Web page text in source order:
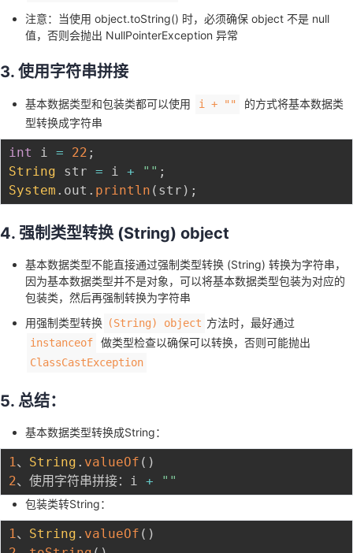
注意：当使用 object.toString() 时，必须确保 object 不是 null
值，否则会抛出 NullPointerException 异常
3. 使用字符串拼接
基本数据类型和包装类都可以使用 i + ""
的方式将基本数据类
型转换成字符串
int i = 22 ;
String str = i + "" ;
System . out . println ( str ) ;
4. 强制类型转换 (String) object
基本数据类型不能直接通过强制类型转换 (String) 转换为字符串，
因为基本数据类型并不是对象，可以将基本数据类型包装为对应的
包装类，然后再强制转换为字符串
用强制类型转换 (String) object 方法时，最好通过
instanceof 做类型检查以确保可以转换，否则可能抛出
ClassCastException
5. 总结：
基本数据类型转换成String：
1、 String . valueOf ( )
2、使用字符串拼接：i + ""
包装类转String：
1、 String . valueOf ( )